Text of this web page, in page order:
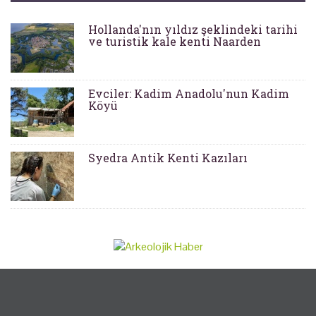
Hollanda'nın yıldız şeklindeki tarihi
ve turistik kale kenti Naarden
Evciler: Kadim Anadolu'nun Kadim
Köyü
Syedra Antik Kenti Kazıları